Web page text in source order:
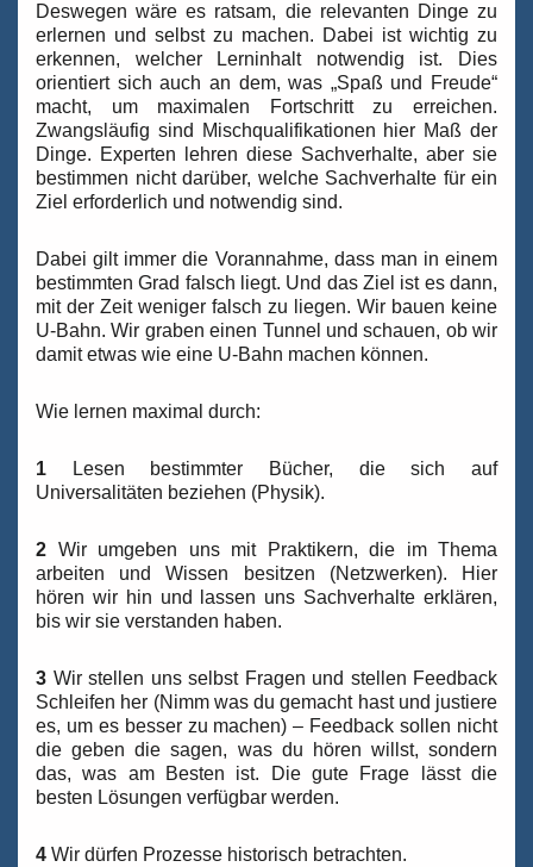
Deswegen wäre es ratsam, die relevanten Dinge zu
erlernen und selbst zu machen. Dabei ist wichtig zu
erkennen, welcher Lerninhalt notwendig ist. Dies
orientiert sich auch an dem, was „Spaß und Freude“
macht, um maximalen Fortschritt zu erreichen.
Zwangsläufig sind Mischqualifikationen hier Maß der
Dinge. Experten lehren diese Sachverhalte, aber sie
bestimmen nicht darüber, welche Sachverhalte für ein
Ziel erforderlich und notwendig sind.
Dabei gilt immer die Vorannahme, dass man in einem
bestimmten Grad falsch liegt. Und das Ziel ist es dann,
mit der Zeit weniger falsch zu liegen. Wir bauen keine
U-Bahn. Wir graben einen Tunnel und schauen, ob wir
damit etwas wie eine U-Bahn machen können.
Wie lernen maximal durch:
1 Lesen bestimmter Bücher, die sich auf
Universalitäten beziehen (Physik).
2 Wir umgeben uns mit Praktikern, die im Thema
arbeiten und Wissen besitzen (Netzwerken). Hier
hören wir hin und lassen uns Sachverhalte erklären,
bis wir sie verstanden haben.
3 Wir stellen uns selbst Fragen und stellen Feedback
Schleifen her (Nimm was du gemacht hast und justiere
es, um es besser zu machen) – Feedback sollen nicht
die geben die sagen, was du hören willst, sondern
das, was am Besten ist. Die gute Frage lässt die
besten Lösungen verfügbar werden.
4 Wir dürfen Prozesse historisch betrachten.